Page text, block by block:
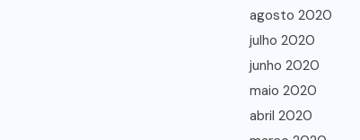
agosto 2020
julho 2020
junho 2020
maio 2020
abril 2020